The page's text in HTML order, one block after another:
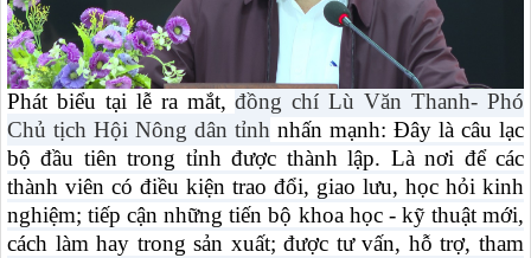
Phát biểu tại lễ ra mắt,đồng chí Lù Văn Thanh- Phó
Chủ tịch Hội Nông dân tỉnh nhấn mạnh: Đây là câu lạc
bộ đầu tiên trong tỉnh được thành lập. Là nơi để các
thành viên có điều kiện trao đổi, giao lưu, học hỏi kinh
nghiệm; tiếp cận những tiến bộ khoa học - kỹ thuật mới,
cách làm hay trong sản xuất; được tư vấn, hỗ trợ, tham